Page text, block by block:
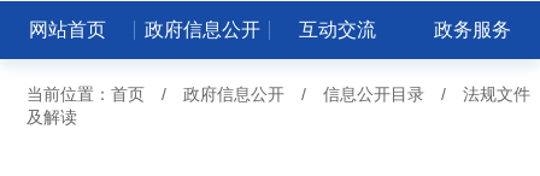
网站首页 政府信息公开 互动交流 政务服务
当前位置： 首页 / 政府信息公开 / 信息公开目录 /
法规文件
及解读